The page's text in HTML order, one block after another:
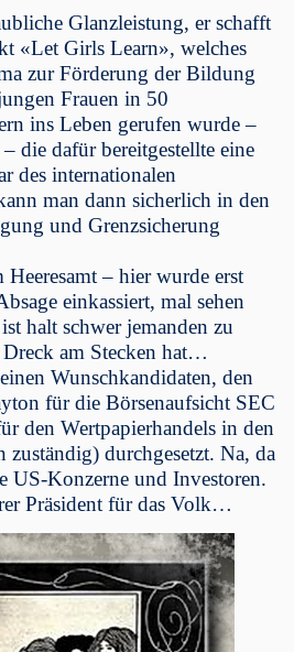
Glanzleistung, er schafft
«Let Girls Learn», welches
zur Förderung der Bildung
Frauen in 50
ins Leben gerufen wurde –
die dafür bereitgestellte eine
des internationalen
man dann sicherlich in den
und Grenzsicherung
– hier wurde erst
einkassiert, mal sehen
halt schwer jemanden zu
am Stecken hat…
Wunschkandidaten, den
für die Börsenaufsicht SEC
den Wertpapierhandels in den
zuständig) durchgesetzt. Na, da
US-Konzerne und Investoren.
Präsident für das Volk…